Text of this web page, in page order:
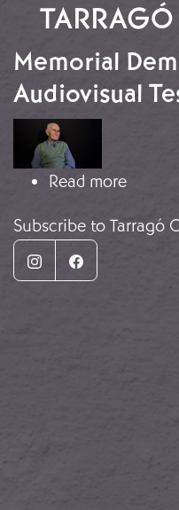
Memorial
Audiovisual
Image
Read moreabout
Subscribe to Tarragó
InstagramFacebook